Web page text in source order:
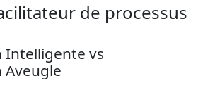
de processus
vs